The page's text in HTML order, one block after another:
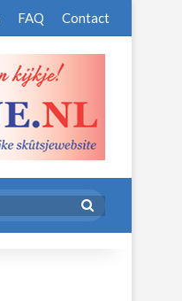
FAQ Contact
for